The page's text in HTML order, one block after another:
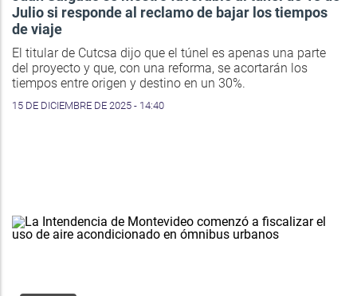
Julio si responde al reclamo de bajar los tiempos
de viaje
El titular de Cutcsa dijo que el túnel es apenas una parte
del proyecto y que, con una reforma, se acortarán los
tiempos entre origen y destino en un 30%.
15 DE DICIEMBRE DE 2025 - 14:40